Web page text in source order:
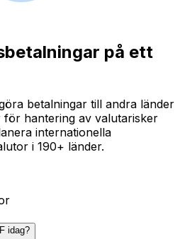
på ett
betalningar till andra länder
hantering av valutarisker
internationella
i 190+ länder.
idag?